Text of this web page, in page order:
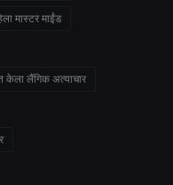
मास्टर माईंड
केला लैंगिक अत्याचार